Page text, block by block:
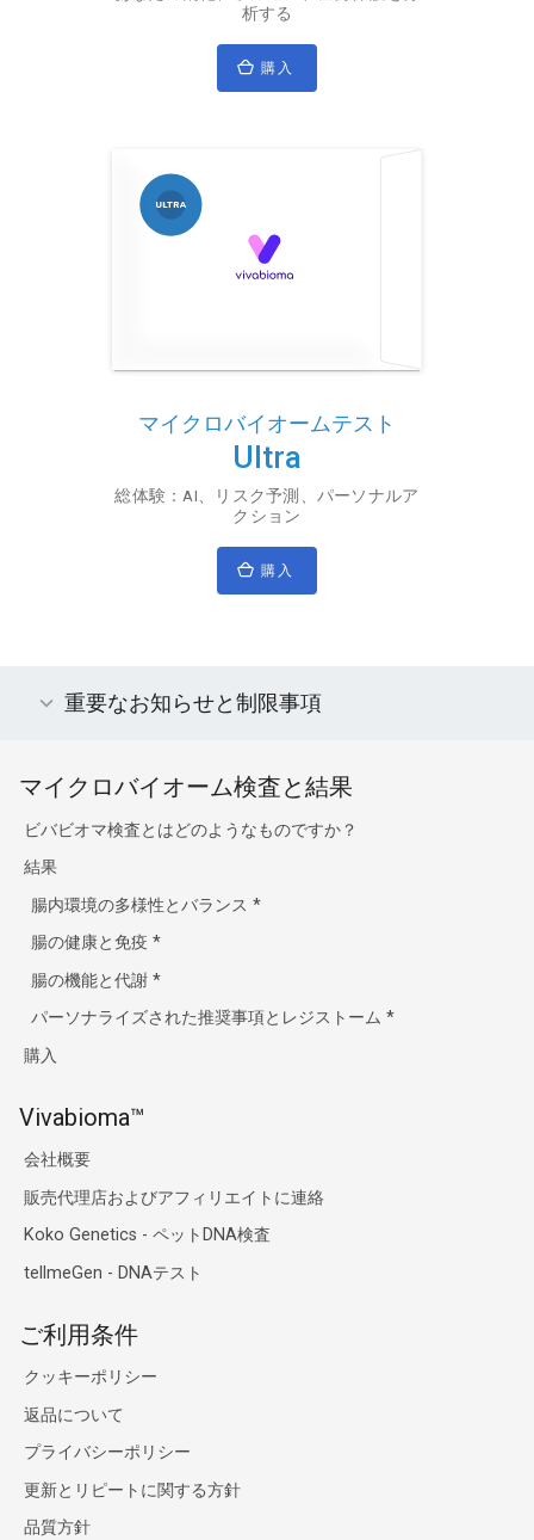
析する
購入
マイクロバイオームテスト
Ultra
総体験：AI、リスク予測、パーソナルア
クション
購入
重要なお知らせと制限事項
マイクロバイオーム検査と結果
ビバビオマ検査とはどのようなものですか？
結果
腸内環境の多様性とバランス*
腸の健康と免疫*
腸の機能と代謝*
パーソナライズされた推奨事項とレジストーム*
購入
Vivabioma™
会社概要
販売代理店およびアフィリエイトに連絡
Koko Genetics - ペットDNA検査
tellmeGen - DNAテスト
ご利用条件
クッキーポリシー
返品について
プライバシーポリシー
更新とリピートに関する方針
品質方針